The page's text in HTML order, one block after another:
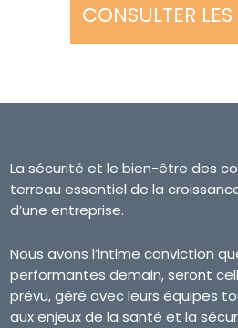
CONSULTER
La sécurité et le bien-être des
terreau essentiel de la
d’une entreprise.
Nous avons l’intime conviction
performantes demain, seront
prévu, géré avec leurs équipes
aux enjeux de la santé et la